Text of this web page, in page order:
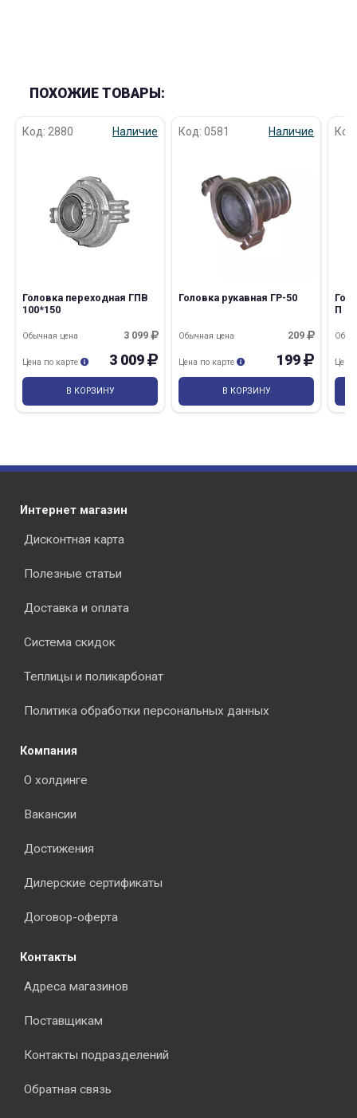
ПОХОЖИЕ ТОВАРЫ:
Код: 2880 Наличие
Головка переходная ГПВ
100*150
3 099
Обычная цена
3 009
Цена по карте
В КОРЗИНУ
Код: 0581 Наличие
Головка рукавная ГР-50
209
Обычная цена
199
Цена по карте
В КОРЗИНУ
П
Цена
Интернет магазин
Дисконтная карта
Полезные статьи
Доставка и оплата
Система скидок
Теплицы и поликарбонат
Политика обработки персональных данных
Компания
О холдинге
Вакансии
Достижения
Дилерские сертификаты
Договор-оферта
Контакты
Адреса магазинов
Поставщикам
Контакты подразделений
Обратная связь